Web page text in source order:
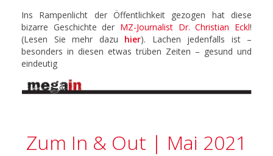
Ins Rampenlicht der Öffentlichkeit gezogen hat diese
bizarre Geschichte der MZ-Journalist Dr. Christian Eckl!
(Lesen Sie mehr dazu hier). Lachen jedenfalls ist –
besonders in diesen etwas trüben Zeiten – gesund und
eindeutig
Zum In & Out | Mai 2021